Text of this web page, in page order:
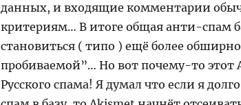
данных, и входящие комментарии
критериям… В итоге общая анти-спам
становиться ( типо ) ещё более
пробиваемой”… Но вот почему-то этот
Русского спама! Я думал что если я